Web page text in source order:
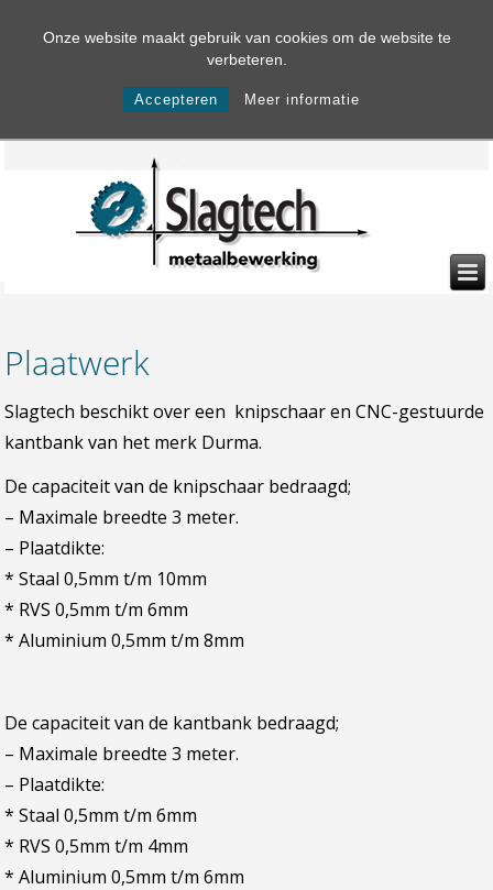
Onze website maakt gebruik van cookies om de website te
verbeteren.
Accepteren Meer informatie
Plaatwerk
Slagtech beschikt over een knipschaar en CNC-gestuurde
kantbank van het merk Durma.
De capaciteit van de knipschaar bedraagd;
– Maximale breedte 3 meter.
– Plaatdikte:
* Staal 0,5mm t/m 10mm
* RVS 0,5mm t/m 6mm
* Aluminium 0,5mm t/m 8mm
De capaciteit van de kantbank bedraagd;
– Maximale breedte 3 meter.
– Plaatdikte:
* Staal 0,5mm t/m 6mm
* RVS 0,5mm t/m 4mm
* Aluminium 0,5mm t/m 6mm